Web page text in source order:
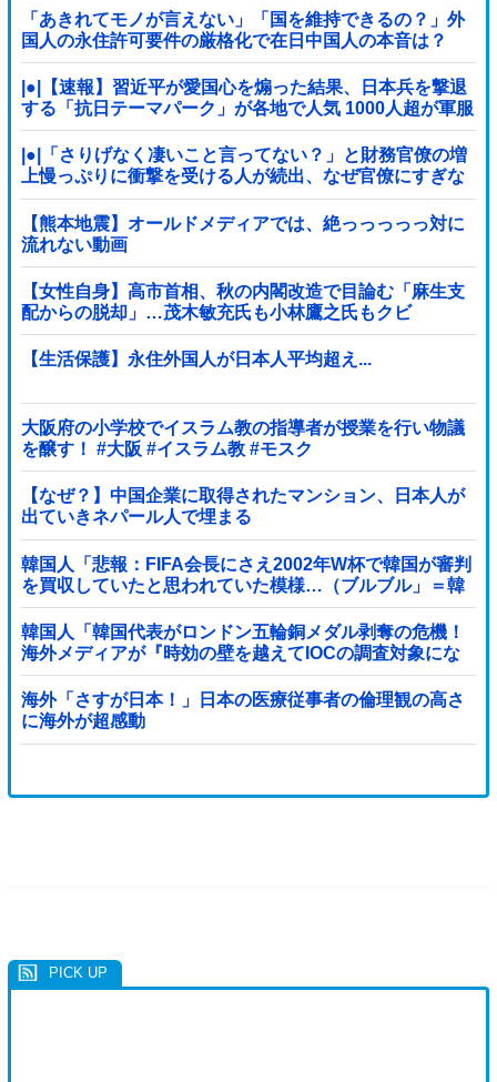
生」→
「あきれてモノが言えない」「国を維持できるの？」外
国人の永住許可要件の厳格化で在日中国人の本音は？
|●|【速報】習近平が愛国心を煽った結果、日本兵を撃退
する「抗日テーマパーク」が各地で人気 1000人超が軍服
姿で一斉突撃！
|●|「さりげなく凄いこと言ってない？」と財務官僚の増
上慢っぷりに衝撃を受ける人が続出、なぜ官僚にすぎな
い財務省が……
【熊本地震】オールドメディアでは、絶っっっっっ対に
流れない動画
【女性自身】高市首相、秋の内閣改造で目論む「麻生支
配からの脱却」…茂木敏充氏も小林鷹之氏もクビ
【生活保護】永住外国人が日本人平均超え...
大阪府の小学校でイスラム教の指導者が授業を行い物議
を醸す！ #大阪 #イスラム教 #モスク
【なぜ？】中国企業に取得されたマンション、日本人が
出ていきネパール人で埋まる
韓国人「悲報：FIFA会長にさえ2002年W杯で韓国が審判
を買収していたと思われていた模様…（ブルブル」＝韓
国の反応
韓国人「韓国代表がロンドン五輪銅メダル剥奪の危機！
海外メディアが『時効の壁を越えてIOCの調査対象にな
り得る』と報道！」
海外「さすが日本！」日本の医療従事者の倫理観の高さ
に海外が超感動